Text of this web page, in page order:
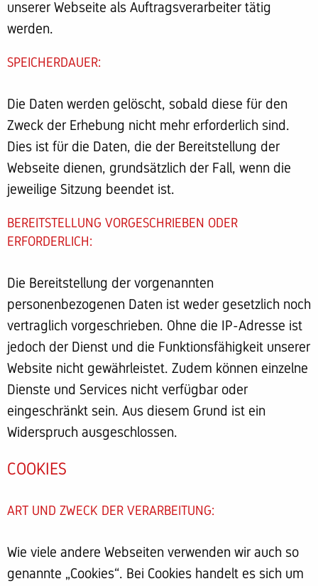
unserer Webseite als Auftragsverarbeiter tätig
werden.
SPEICHERDAUER:
Die Daten werden gelöscht, sobald diese für den
Zweck der Erhebung nicht mehr erforderlich sind.
Dies ist für die Daten, die der Bereitstellung der
Webseite dienen, grundsätzlich der Fall, wenn die
jeweilige Sitzung beendet ist.
BEREITSTELLUNG VORGESCHRIEBEN ODER
ERFORDERLICH:
Die Bereitstellung der vorgenannten
personenbezogenen Daten ist weder gesetzlich noch
vertraglich vorgeschrieben. Ohne die IP-Adresse ist
jedoch der Dienst und die Funktionsfähigkeit unserer
Website nicht gewährleistet. Zudem können einzelne
Dienste und Services nicht verfügbar oder
eingeschränkt sein. Aus diesem Grund ist ein
Widerspruch ausgeschlossen.
COOKIES
ART UND ZWECK DER VERARBEITUNG:
Wie viele andere Webseiten verwenden wir auch so
genannte „Cookies“. Bei Cookies handelt es sich um